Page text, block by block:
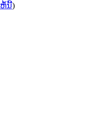
ຫໍ້ນີ້)